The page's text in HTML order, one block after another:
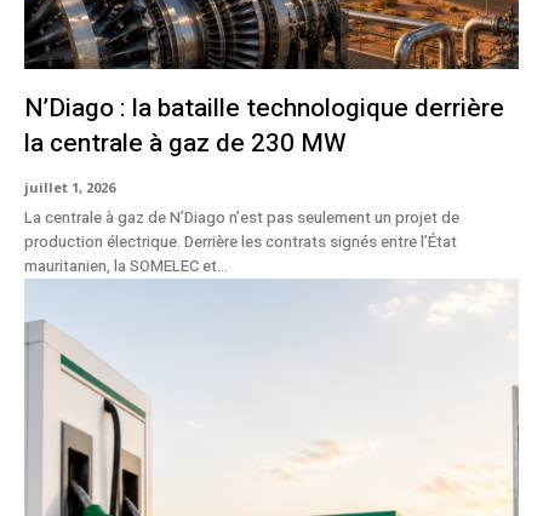
N’Diago : la bataille technologique derrière
la centrale à gaz de 230 MW
juillet 1, 2026
La centrale à gaz de N’Diago n’est pas seulement un projet de
production électrique. Derrière les contrats signés entre l’État
mauritanien, la SOMELEC et...